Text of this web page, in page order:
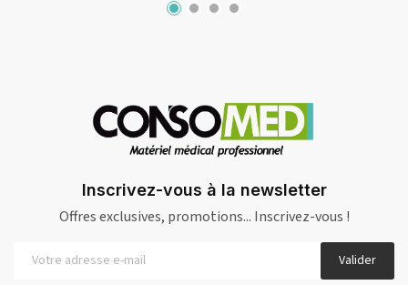
Inscrivez-vous à la newsletter
Offres exclusives, promotions... Inscrivez-vous !
Valider